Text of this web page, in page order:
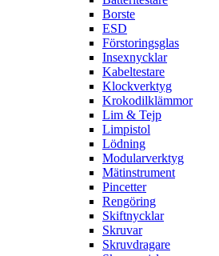
Borste
ESD
Förstoringsglas
Insexnycklar
Kabeltestare
Klockverktyg
Krokodilklämmor
Lim & Tejp
Limpistol
Lödning
Modularverktyg
Mätinstrument
Pincetter
Rengöring
Skiftnycklar
Skruvar
Skruvdragare